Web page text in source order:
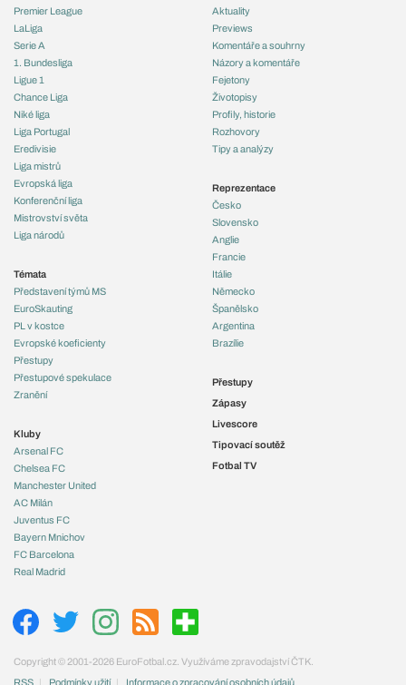
Premier League
LaLiga
Serie A
1. Bundesliga
Ligue 1
Chance Liga
Niké liga
Liga Portugal
Eredivisie
Liga mistrů
Evropská liga
Konferenční liga
Mistrovství světa
Liga národů
Témata
Představení týmů MS
EuroSkauting
PL v kostce
Evropské koeficienty
Přestupy
Přestupové spekulace
Zranění
Kluby
Arsenal FC
Chelsea FC
Manchester United
AC Milán
Juventus FC
Bayern Mnichov
FC Barcelona
Real Madrid
Aktuality
Previews
Komentáře a souhrny
Názory a komentáře
Fejetony
Životopisy
Profily, historie
Rozhovory
Tipy a analýzy
Reprezentace
Česko
Slovensko
Anglie
Francie
Itálie
Německo
Španělsko
Argentina
Brazílie
Přestupy
Zápasy
Livescore
Tipovací soutěž
Fotbal TV
Copyright © 2001-2026 EuroFotbal.cz. Využíváme zpravodajství ČTK.
RSS
Podmínky užití Informace o zpracování osobních údajů